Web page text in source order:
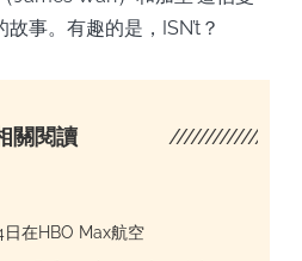
事。有趣的是，ISN’t？
關閱讀
在HBO Max航空